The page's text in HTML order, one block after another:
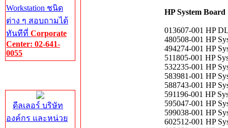
Workstation ชนิด
ต่าง ๆ สอบถามได้
ทันทีที่ Corporate
Center: 02-641-
0055
ดีลเลอร์ บริษัท
องค์กร และหน่วย
HP System Board
013607-001 HP
480508-001 HP
494274-001 HP
511805-001 HP
532235-001 HP
583981-001 HP
588743-001 HP
591196-001 HP
595047-001 HP
599038-001 HP
602512-001 HP